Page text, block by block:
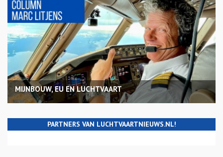
MIJNBOUW, EU EN LUCHTVAART
PARTNERS VAN LUCHTVAARTNIEUWS.NL!